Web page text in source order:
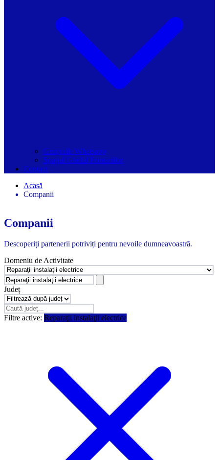
Grupurile Whatsapp
Spațiul Ghidul Primăriilor
Contact
Acasă
Companii
Companii
Descoperiți partenerii potriviți pentru nevoile dumneavoastră.
Domeniu de Activitate
Județ
Filtre active: Reparaţii instalaţii electrice